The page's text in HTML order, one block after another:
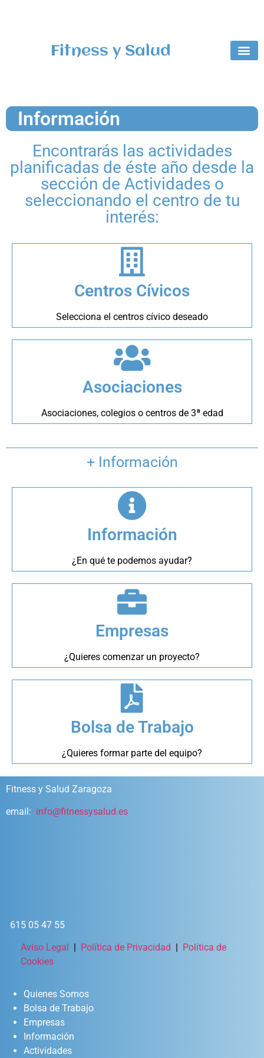
Fitness y Salud
Información
Encontrarás las actividades
planificadas de éste año desde la
sección de Actividades o
seleccionando el centro de tu
interés:
Centros Cívicos
Selecciona el centros cívico deseado
Asociaciones
Asociaciones, colegios o centros de 3ª edad
+ Información
Información
¿En qué te podemos ayudar?
Empresas
¿Quieres comenzar un proyecto?
Bolsa de Trabajo
¿Quieres formar parte del equipo?
Fitness y Salud Zaragoza
email: info@fitnessysalud.es
615 05 47 55
Aviso Legal Política de Privacidad
Política de
Cookies
Quienes Somos
Bolsa de Trabajo
Empresas
Información
Actividades